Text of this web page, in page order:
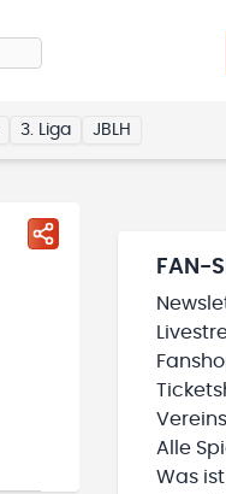
3. Liga JBLH
FAN-
Alle
Was